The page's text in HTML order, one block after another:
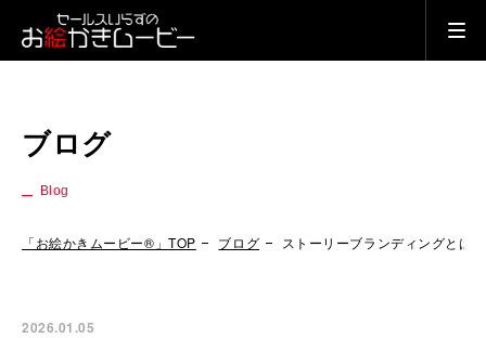
ブログ
Blog
「お絵かきムービー®」TOP ブログ ストーリーブランディングとは
2026.01.05